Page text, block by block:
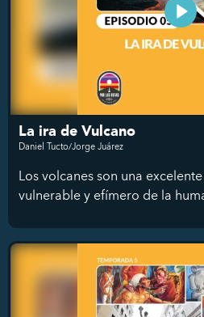
La ira de Vulcano
Daniel Tucto/Jorge Juárez
Los volcanes son una
vulnerable y efímero de la